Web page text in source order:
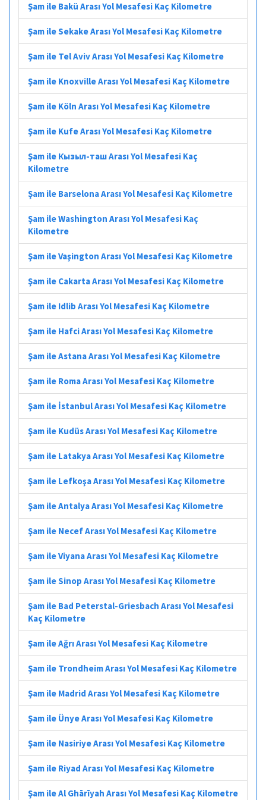
Şam ile Bakü Arası Yol Mesafesi Kaç Kilometre
Şam ile Sekake Arası Yol Mesafesi Kaç Kilometre
Şam ile Tel Aviv Arası Yol Mesafesi Kaç Kilometre
Şam ile Knoxville Arası Yol Mesafesi Kaç Kilometre
Şam ile Köln Arası Yol Mesafesi Kaç Kilometre
Şam ile Kufe Arası Yol Mesafesi Kaç Kilometre
Şam ile Кызыл-таш Arası Yol Mesafesi Kaç
Kilometre
Şam ile Barselona Arası Yol Mesafesi Kaç Kilometre
Şam ile Washington Arası Yol Mesafesi Kaç
Kilometre
Şam ile Vaşington Arası Yol Mesafesi Kaç Kilometre
Şam ile Cakarta Arası Yol Mesafesi Kaç Kilometre
Şam ile Idlib Arası Yol Mesafesi Kaç Kilometre
Şam ile Hafci Arası Yol Mesafesi Kaç Kilometre
Şam ile Astana Arası Yol Mesafesi Kaç Kilometre
Şam ile Roma Arası Yol Mesafesi Kaç Kilometre
Şam ile İstanbul Arası Yol Mesafesi Kaç Kilometre
Şam ile Kudüs Arası Yol Mesafesi Kaç Kilometre
Şam ile Latakya Arası Yol Mesafesi Kaç Kilometre
Şam ile Lefkoşa Arası Yol Mesafesi Kaç Kilometre
Şam ile Antalya Arası Yol Mesafesi Kaç Kilometre
Şam ile Necef Arası Yol Mesafesi Kaç Kilometre
Şam ile Viyana Arası Yol Mesafesi Kaç Kilometre
Şam ile Sinop Arası Yol Mesafesi Kaç Kilometre
Şam ile Bad Peterstal-Griesbach Arası Yol Mesafesi
Kaç Kilometre
Şam ile Ağrı Arası Yol Mesafesi Kaç Kilometre
Şam ile Trondheim Arası Yol Mesafesi Kaç Kilometre
Şam ile Madrid Arası Yol Mesafesi Kaç Kilometre
Şam ile Ünye Arası Yol Mesafesi Kaç Kilometre
Şam ile Nasiriye Arası Yol Mesafesi Kaç Kilometre
Şam ile Riyad Arası Yol Mesafesi Kaç Kilometre
Şam ile Al Ghārīyah Arası Yol Mesafesi Kaç Kilometre